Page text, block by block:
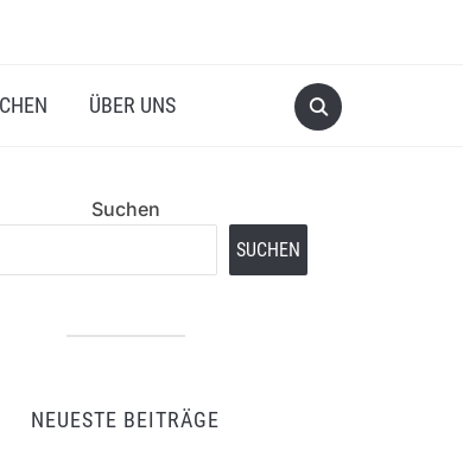
ÜBER UNS
Suchen
SUCHEN
NEUESTE BEITRÄGE